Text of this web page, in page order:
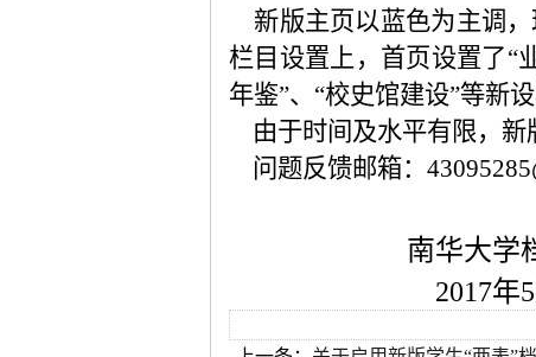
新版主页以蓝色为主调
栏目设置上，首页设置了“
年鉴”、“校史馆建设”等新
由于时间及水平有限，新
问题反馈邮箱：
南华大学
2017年5